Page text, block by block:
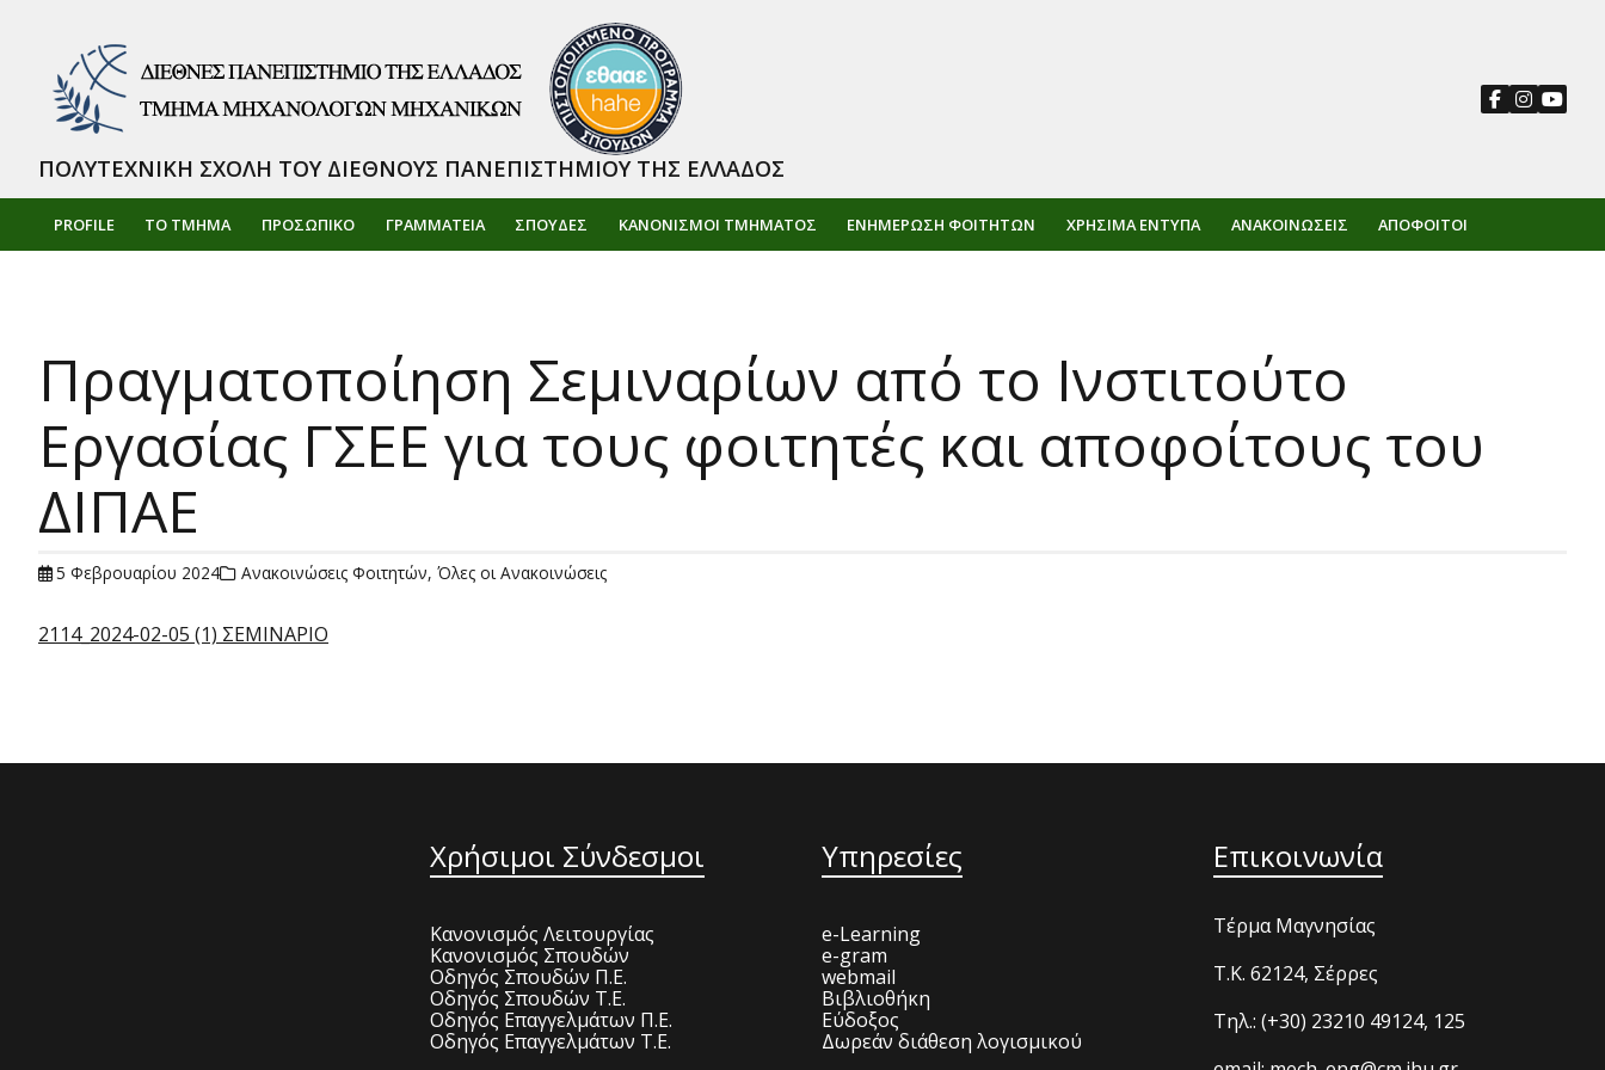
PROFILE ΤΟ ΤΜΗΜΑ ΠΡΟΣΩΠΙΚΌ ΓΡΑΜΜΑΤΕΙΑ ΣΠΟΥΔΕΣ ΚΑΝΟΝΙΣΜΟΙ ΤΜΗΜΑΤΟΣ ΕΝΗΜΈΡΩΣΗ ΦΟΙΤΗΤΏΝ ΧΡΉΣΙΜΑ ΈΝΤΥΠΑ ΑΝΑΚΟΙΝΏΣΕΙΣ ΑΠΌΦΟΙΤΟΙ
ΠΟΛΥΤΕΧΝΙΚΗ ΣΧΟΛΗ ΤΟΥ ΔΙΕΘΝΟΥΣ ΠΑΝΕΠΙΣΤΗΜΙΟΥ ΤΗΣ ΕΛΛΑΔΟΣ
Πραγματοποίηση Σεμιναρίων από το Ινστιτούτο
Εργασίας ΓΣΕΕ για τους φοιτητές και αποφοίτους του
ΔΙΠΑΕ
5 Φεβρουαρίου 2024 Ανακοινώσεις Φοιτητών, Όλες οι Ανακοινώσεις
2114_2024-02-05 (1) ΣΕΜΙΝΑΡΙΟ
Χρήσιμοι Σύνδεσμοι
Κανονισμός Λειτουργίας
Κανονισμός Σπουδών
Οδηγός Σπουδών Π.Ε.
Οδηγός Σπουδών Τ.Ε.
Οδηγός Επαγγελμάτων Π.Ε.
Οδηγός Επαγγελμάτων Τ.Ε.
Υπηρεσίες
e-Learning
e-gram
webmail
Βιβλιοθήκη
Εύδοξος
Δωρεάν διάθεση λογισμικού
Επικοινωνία
Τέρμα Μαγνησίας
T.K. 62124, Σέρρες
Τηλ.: (+30) 23210 49124, 125